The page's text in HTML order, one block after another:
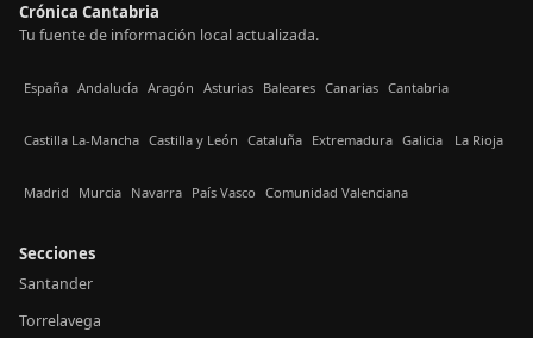
Crónica Cantabria
Tu fuente de información local actualizada.
España Andalucía Aragón Asturias Baleares Canarias Cantabria
Castilla La-Mancha Castilla y León Cataluña Extremadura Galicia La Rioja
Madrid Murcia Navarra País Vasco Comunidad Valenciana
Secciones
Santander
Torrelavega